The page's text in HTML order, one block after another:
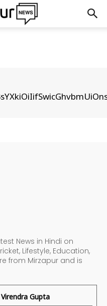
News in Hindi on
Lifestyle, Education,
from Mirzapur and is
Virendra Gupta